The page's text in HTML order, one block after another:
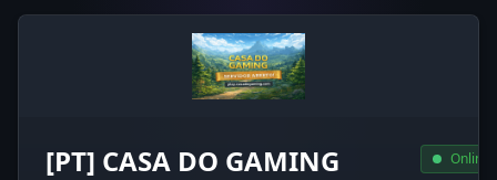
[PT] CASA DO GAMING Online